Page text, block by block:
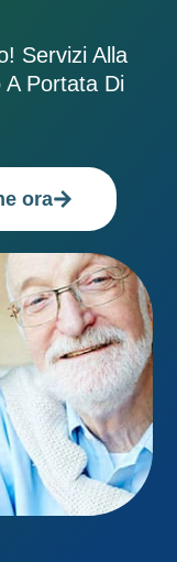
Servizi Alla
Portata Di
ora